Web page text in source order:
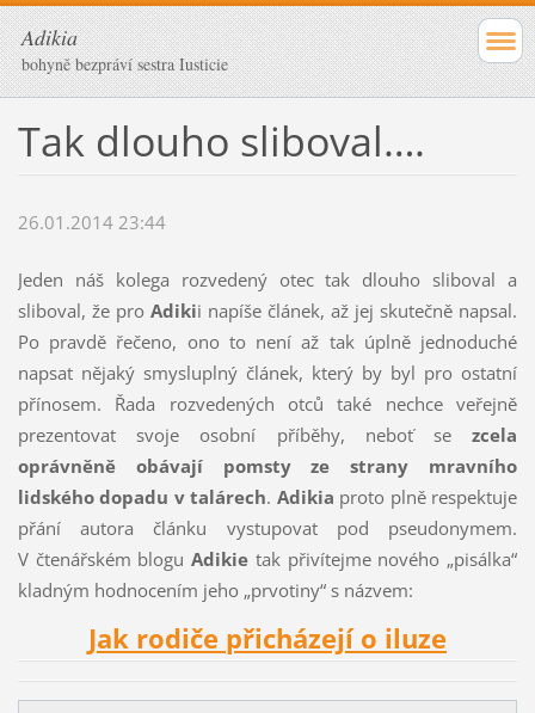
Adikia
bohyně bezpráví sestra Iusticie
Tak dlouho sliboval….
26.01.2014 23:44
Jeden náš kolega rozvedený otec tak dlouho sliboval a
sliboval, že pro Adikii napíše článek, až jej skutečně napsal.
Po pravdě řečeno, ono to není až tak úplně jednoduché
napsat nějaký smysluplný článek, který by byl pro ostatní
přínosem. Řada rozvedených otců také nechce veřejně
prezentovat svoje osobní příběhy, neboť sezcela
oprávněně obávají pomsty ze strany mravního
lidského dopadu v talárech. Adikia proto plně respektuje
přání autora článku vystupovat pod pseudonymem.
V čtenářském bloguAdikie tak přivítejme nového „pisálka“
kladným hodnocením jeho „prvotiny“ s názvem:
Jak rodiče přicházejí o iluze